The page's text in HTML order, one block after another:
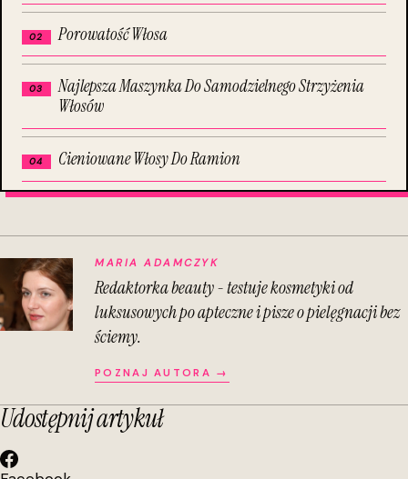
Porowatość Włosa
Najlepsza Maszynka Do Samodzielnego Strzyżenia
Włosów
Cieniowane Włosy Do Ramion
MARIA ADAMCZYK
Redaktorka beauty - testuje kosmetyki od
luksusowych po apteczne i pisze o pielęgnacji bez
ściemy.
POZNAJ AUTORA →
Udostępnij artykuł